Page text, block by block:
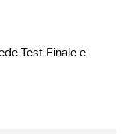
Test Finale e